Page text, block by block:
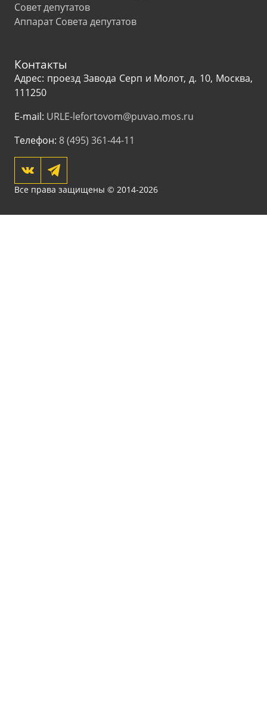
Совет депутатов
Аппарат Совета депутатов
Контакты
Адрес: проезд Завода Серп и Молот, д. 10, Москва,
111250
E-mail: URLE-lefortovom@puvao.mos.ru
Телефон: 8 (495) 361-44-11
Все права защищены © 2014-2026